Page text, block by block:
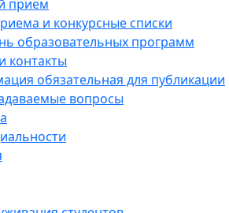
прием
и конкурсные списки
образовательных программ
контакты
обязательная для публикации
вопросы